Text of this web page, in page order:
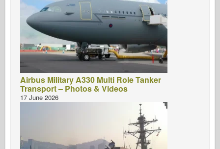
Airbus Military A330 Multi Role Tanker
Transport – Photos & Videos
17 June 2026